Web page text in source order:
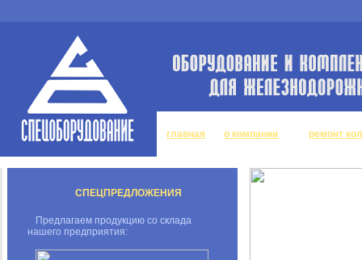
главная о компании ремонт
СПЕЦПРЕДЛОЖЕНИЯ
Предлагаем продукцию со склада
нашего предприятия: